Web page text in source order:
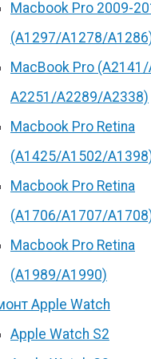
Macbook Pro 2009-
(A1297/A1278/
MacBook Pro
А2251/A2289/A2338)
Macbook Pro Retina
(А1425/A1502/
Macbook Pro Retina
(А1706/A1707/
Macbook Pro Retina
(А1989/A1990)
Apple Watch
Apple Watch S2